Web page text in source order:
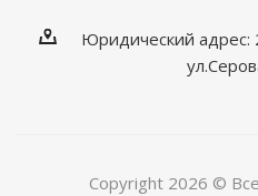
Юридический адрес:
Copyright 2026 ©